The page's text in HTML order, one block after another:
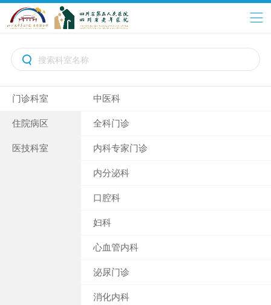

门诊科室
住院病区
医技科室
中医科
全科门诊
内科专家门诊
内分泌科
口腔科
妇科
心血管内科
泌尿门诊
消化内科